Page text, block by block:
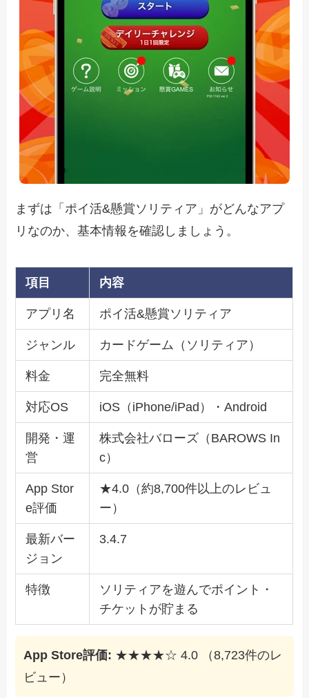
まずは「ポイ活&懸賞ソリティア」がどんなアプ
リなのか、基本情報を確認しましょう。
項目 内容
アプリ名 ポイ活&懸賞ソリティア
ジャンル カードゲーム（ソリティア）
料金 完全無料
対応OS iOS（iPhone/iPad）・Android
開発・運
営
株式会社バローズ（BAROWS In
c）
App Stor
e評価
★4.0（約8,700件以上のレビュ
ー）
最新バー
ジョン
3.4.7
特徴
ソリティアを遊んでポイント・
チケットが貯まる
App Store評価: ★★★★☆ 4.0 （8,723件のレ
ビュー）